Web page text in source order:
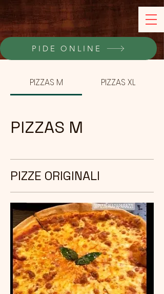
PIZZAS M PIZZAS XL
PIZZAS M
PIZZE ORIGINALI
PIDE ONLINE